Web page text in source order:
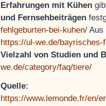
Erfahrungen mit Kühen
und Fernsehbeiträgen
fehlgeburten-bei-kuhen/ Aus
https://ul-we.de/
Vielzahl von Studien und
we.de/category/faq/tiere/
Quelle:
https://www.lemonde.fr/en/